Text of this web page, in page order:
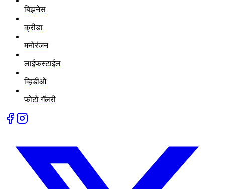
बिझनेस
क्रीडा
मनोरंजन
लाईफस्टाईल
व्हिडीओ
फोटो गॅलरी